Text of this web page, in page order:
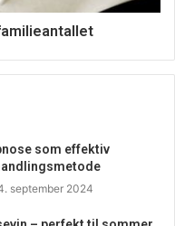
som effektiv
september 2024